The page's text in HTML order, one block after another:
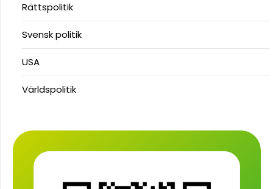
Rättspolitik
Svensk politik
USA
Världspolitik